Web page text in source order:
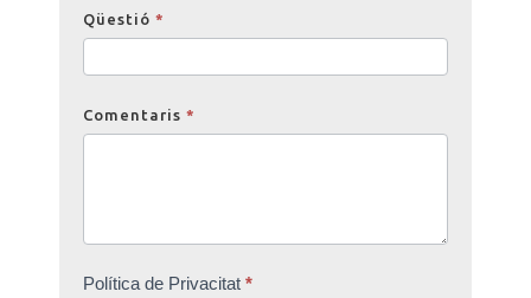
Qüestió *
Comentaris *
Política de Privacitat *